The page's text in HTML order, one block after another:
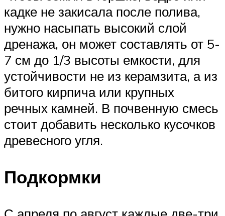
кадке не закисала после полива,
нужно насыпать высокий слой
дренажа, он может составлять от 5-
7 см до 1/3 высоты емкости, для
устойчивости не из керамзита, а из
битого кирпича или крупных
речных камней. В почвенную смесь
стоит добавить несколько кусочков
древесного угля.
Подкормки